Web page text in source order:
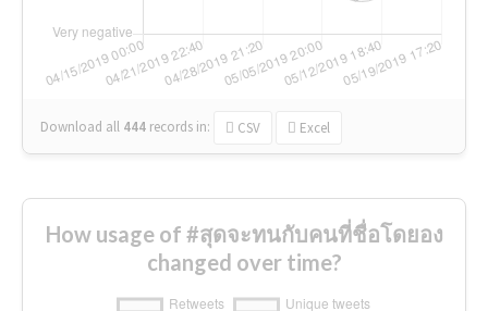
Download all 444 records in: CSV Excel
How usage of #สุดจะทนกับคนที่ชื่อโดยอง
changed over time?